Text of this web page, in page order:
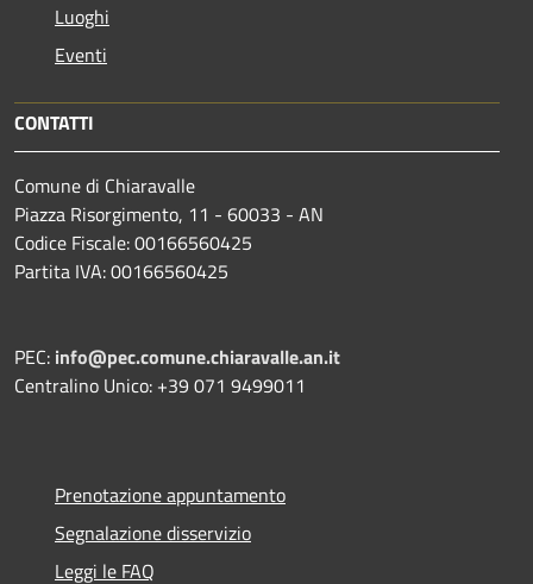
Luoghi
Eventi
CONTATTI
Comune di Chiaravalle
Piazza Risorgimento, 11 - 60033 - AN
Codice Fiscale: 00166560425
Partita IVA: 00166560425
PEC: info@pec.comune.chiaravalle.an.it
Centralino Unico: +39 071 9499011
Prenotazione appuntamento
Segnalazione disservizio
Leggi le FAQ